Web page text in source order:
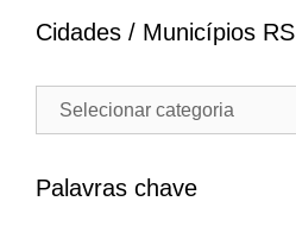
Cidades / Municípios RS
Cidades
Municípios
Palavras chave